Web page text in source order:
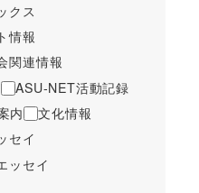
クス
情報
関連情報
ASU-NET活動記録
内
文化情報
セイ
ッセイ